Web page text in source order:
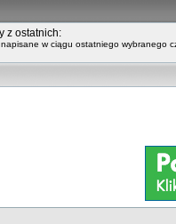
z ostatnich:
w ciągu ostatniego wybranego